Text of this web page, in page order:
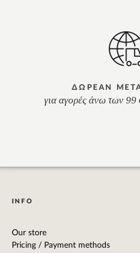
ΔΩΡΕΑΝ
για αγορές άνω των 99
INFO
Our store
Pricing / Payment methods